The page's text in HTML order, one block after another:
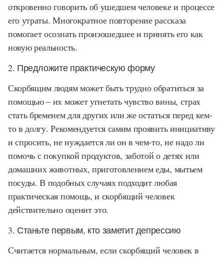
откровенно говорить об ушедшем человеке и процессе
его утраты. Многократное повторение рассказа
помогает осознать произошедшее и принять его как
новую реальность.
2. Предложите практическую форму
Скорбящим людям может быть трудно обратиться за
помощью – их может угнетать чувство вины, страх
стать бременем для других или же остаться перед кем-
то в долгу. Рекомендуется самим проявить инициативу
и спросить, не нуждается ли он в чем-то, не надо ли
помочь с покупкой продуктов, заботой о детях или
домашних животных, приготовлением еды, мытьем
посуды. В подобных случаях подходит любая
практическая помощь, и скорбящий человек
действительно оценит это.
3. Станьте первым, кто заметит депрессию
Считается нормальным, если скорбящий человек в